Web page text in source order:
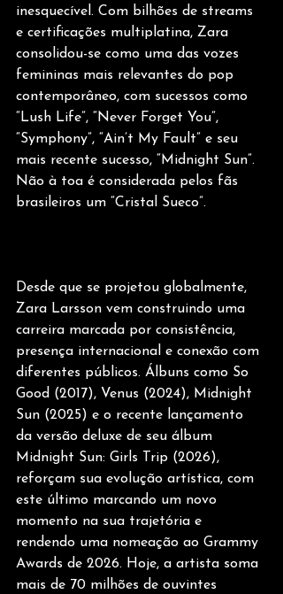
inesquecível. Com bilhões de streams
e certificações multiplatina, Zara
consolidou-se como uma das vozes
femininas mais relevantes do pop
contemporâneo, com sucessos como
“Lush Life”, “Never Forget You”,
“Symphony”, “Ain’t My Fault” e seu
mais recente sucesso, “Midnight Sun”.
Não à toa é considerada pelos fãs
brasileiros um “Cristal Sueco”.
Desde que se projetou globalmente,
Zara Larsson vem construindo uma
carreira marcada por consistência,
presença internacional e conexão com
diferentes públicos. Álbuns como So
Good (2017), Venus (2024), Midnight
Sun (2025) e o recente lançamento
da versão deluxe de seu álbum
Midnight Sun: Girls Trip (2026),
reforçam sua evolução artística, com
este último marcando um novo
momento na sua trajetória e
rendendo uma nomeação ao Grammy
Awards de 2026. Hoje, a artista soma
mais de 70 milhões de ouvintes